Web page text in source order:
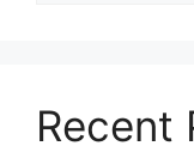
Recent